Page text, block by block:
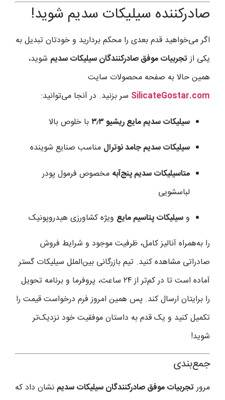
صادرکننده سیلیکات سدیم شوید!
اگر می‌خواهید قدم بعدی را محکم بردارید و خودتان تبدیل به
یکی ازتجربیات موفق صادرکنندگان سیلیکات سدیم شوید،
همین حالا به صفحه محصولات سایت
SilicateGostar.com سر بزنید. در آنجا می‌توانید:
سیلیکات سدیم مایع ریشیو ۳٫۳
با خلوص بالا
سیلیکات سدیم جامد نوترال مناسب صنایع شوینده
متاسیلیکات سدیم پنج‌آبه مخصوص فرمول پودر
لباسشویی
وسیلیکات پتاسیم مایع ویژه کشاورزی هیدروپونیک
را به‌همراه آنالیز کامل، ظرفیت موجود و شرایط فروش
صادراتی مشاهده کنید. تیم بازرگانی بین‌الملل سیلیکات گستر
آماده است تا در کم‌تر از ۲۴ ساعت، پروفرما و برنامه تحویل
را برایتان ارسال کند. پس همین امروز فرم درخواست قیمت را
تکمیل کنید و یک قدم به داستان موفقیت خود نزدیک‌تر
شوید!
جمع‌بندی
مرورتجربیات موفق صادرکنندگان سیلیکات سدیم نشان داد که